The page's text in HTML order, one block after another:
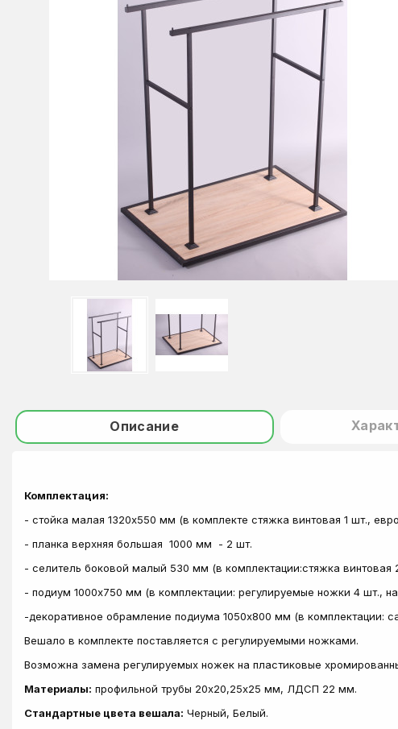
Описание
Комплектация:
- стойка малая 1320х550 мм (в комплекте стяжка винтовая 1 шт.,
- планка верхняя большая 1000 мм - 2 шт.
- селитель боковой малый 530 мм (в комплектации:стяжка винтовая
- подиум 1000х750 мм (в комплектации: регулируемые ножки 4 шт.,
-декоративное обрамление подиума 1050х800 мм (в комплектации:
Вешало в комплекте поставляется с регулируемыми ножками.
Возможна замена регулируемых ножек на пластиковые
Материалы: профильной трубы 20х20,25х25 мм, ЛДСП 22 мм.
Стандартные цвета вешала: Черный, Белый.